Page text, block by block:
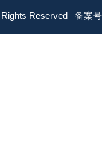
Reserved 备案